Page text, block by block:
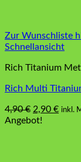
Zur Wunschliste
Schnellansicht
Rich Titanium
Rich Multi
4,90€
Preis
2,90 € inkl.
Angebot!